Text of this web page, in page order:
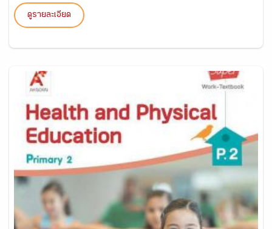
ดูรายละเอียด